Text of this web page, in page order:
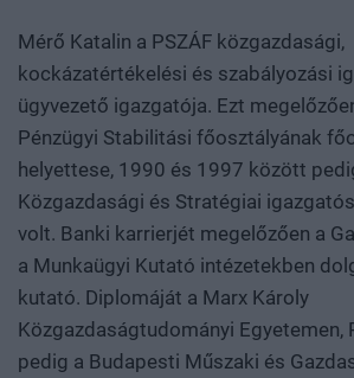
Mérő Katalin a PSZÁF közgazdasági,
kockázatértékelési és szabályozási
ügyvezető igazgatója. Ezt
Pénzügyi Stabilitási főosztályának
helyettese, 1990 és 1997 között
Közgazdasági és Stratégiai
volt. Banki karrierjét megelőzően a
a Munkaügyi Kutató intézetekben
kutató. Diplomáját a Marx Károly
Közgazdaságtudományi Egyetemen,
pedig a Budapesti Műszaki és